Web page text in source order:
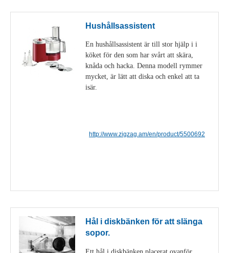
Hushållsassistent
En hushållsassistent är till stor hjälp i i
köket för den som har svårt att skära,
knåda och hacka. Denna modell rymmer
mycket, är lätt att diska och enkel att ta
isär.
http://www.zigzag.am/en/product/5500692
Hål i diskbänken för att slänga
sopor.
Ett hål i diskbänken placerat ovanför